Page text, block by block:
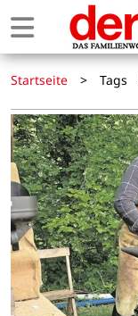
Startseite > Tags